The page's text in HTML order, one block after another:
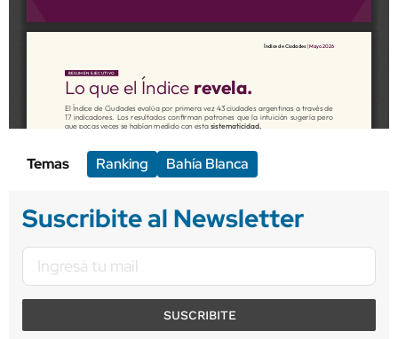
Temas Ranking Bahía Blanca
Suscribite al Newsletter
SUSCRIBITE